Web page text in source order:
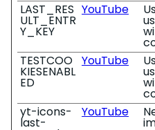
LAST_RES
ULT_ENTR
Y_KEY
YouTube
TESTCOO
KIESENABL
ED
YouTube
yt-icons-
last-
YouTube